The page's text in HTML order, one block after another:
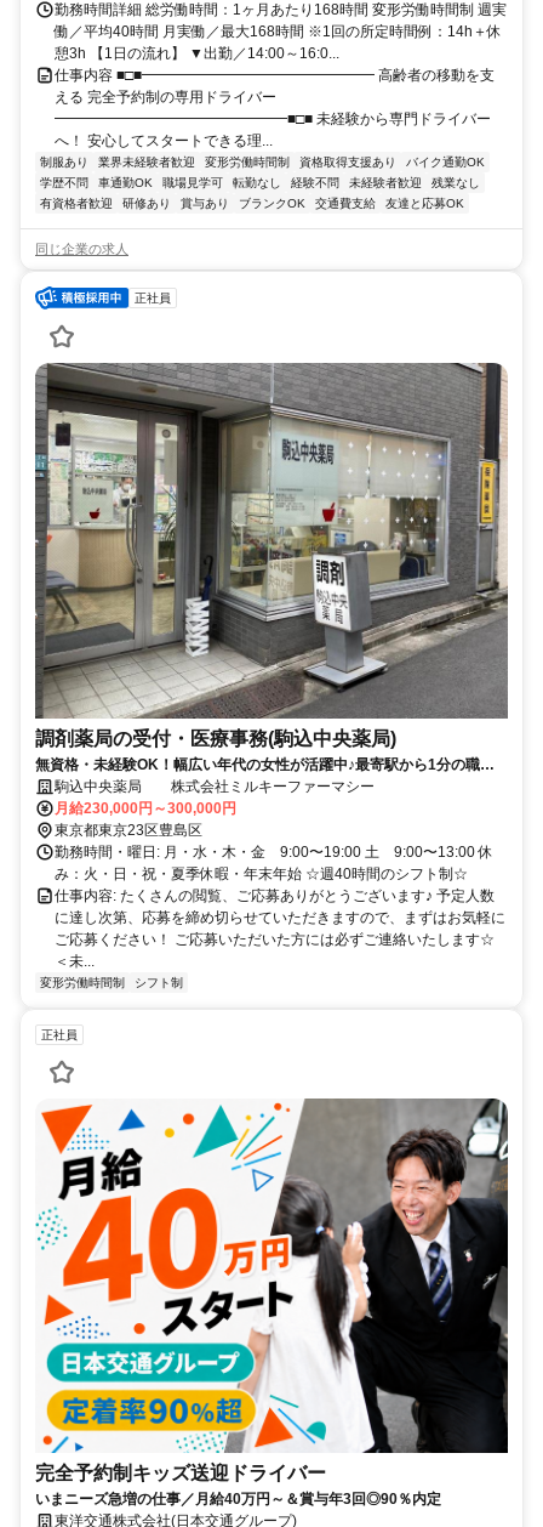
勤務時間詳細 総労働時間：1ヶ月あたり168時間 変形労働時間制 週実
働／平均40時間 月実働／最大168時間 ※1回の所定時間例：14h＋休
憩3h 【1日の流れ】 ▼出勤／14:00～16:0...
仕事内容 ■□■━━━━━━━━━━━━━━━━ 高齢者の移動を支
える 完全予約制の専用ドライバー
━━━━━━━━━━━━━━━━■□■ 未経験から専門ドライバー
へ！ 安心してスタートできる理...
制服あり 業界未経験者歓迎 変形労働時間制 資格取得支援あり
バイク通勤OK
学歴不問
車通勤OK 職場見学可 転勤なし 経験不問 未経験者歓迎
残業なし
有資格者歓迎
研修あり 賞与あり ブランクOK 交通費支給 友達と応募OK
同じ企業の求人
正社員
調剤薬局の受付・医療事務(駒込中央薬局)
無資格・未経験OK！幅広い年代の女性が活躍中♪最寄駅から1分の職場
環境☆
駒込中央薬局 株式会社ミルキーファーマシー
月給230,000円～300,000円
東京都東京23区豊島区
勤務時間・曜日: 月・水・木・金 9:00〜19:00 土 9:00〜13:00 休
み：火・日・祝・夏季休暇・年末年始 ☆週40時間のシフト制☆
仕事内容: たくさんの閲覧、ご応募ありがとうございます♪ 予定人数
に達し次第、応募を締め切らせていただきますので、まずはお気軽に
ご応募ください！ ご応募いただいた方には必ずご連絡いたします☆
＜未...
変形労働時間制 シフト制
正社員
完全予約制キッズ送迎ドライバー
いまニーズ急増の仕事／月給40万円～＆賞与年3回◎90％内定
東洋交通株式会社(日本交通グループ)